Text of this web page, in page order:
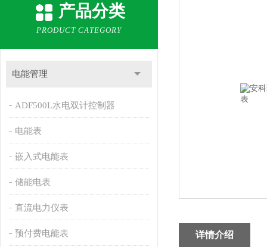
产品分类
PRODUCT CATEGORY
电能管理
ADF500L水电双计控制器
电能表
嵌入式电能表
储能电表
直流电力仪表
预付费电能表 详情介绍